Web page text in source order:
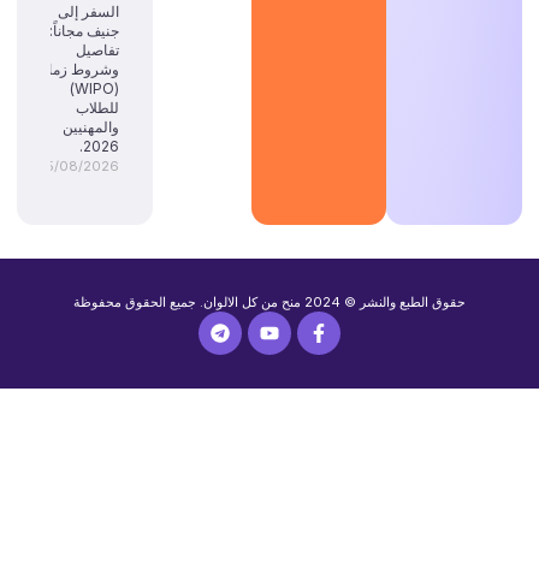
السفر إلى
جنيف مجاناً:
تفاصيل
وشروط زمالة
(WIPO)
للطلاب
والمهنيين
2026.
05/08/2026
حقوق الطبع والنشر © 2024 منح من كل الالوان. جميع الحقوق محفوظة